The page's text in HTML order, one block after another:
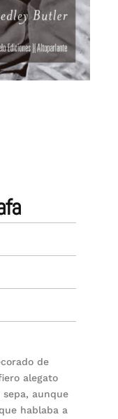
de
alegato
aunque
hablaba a